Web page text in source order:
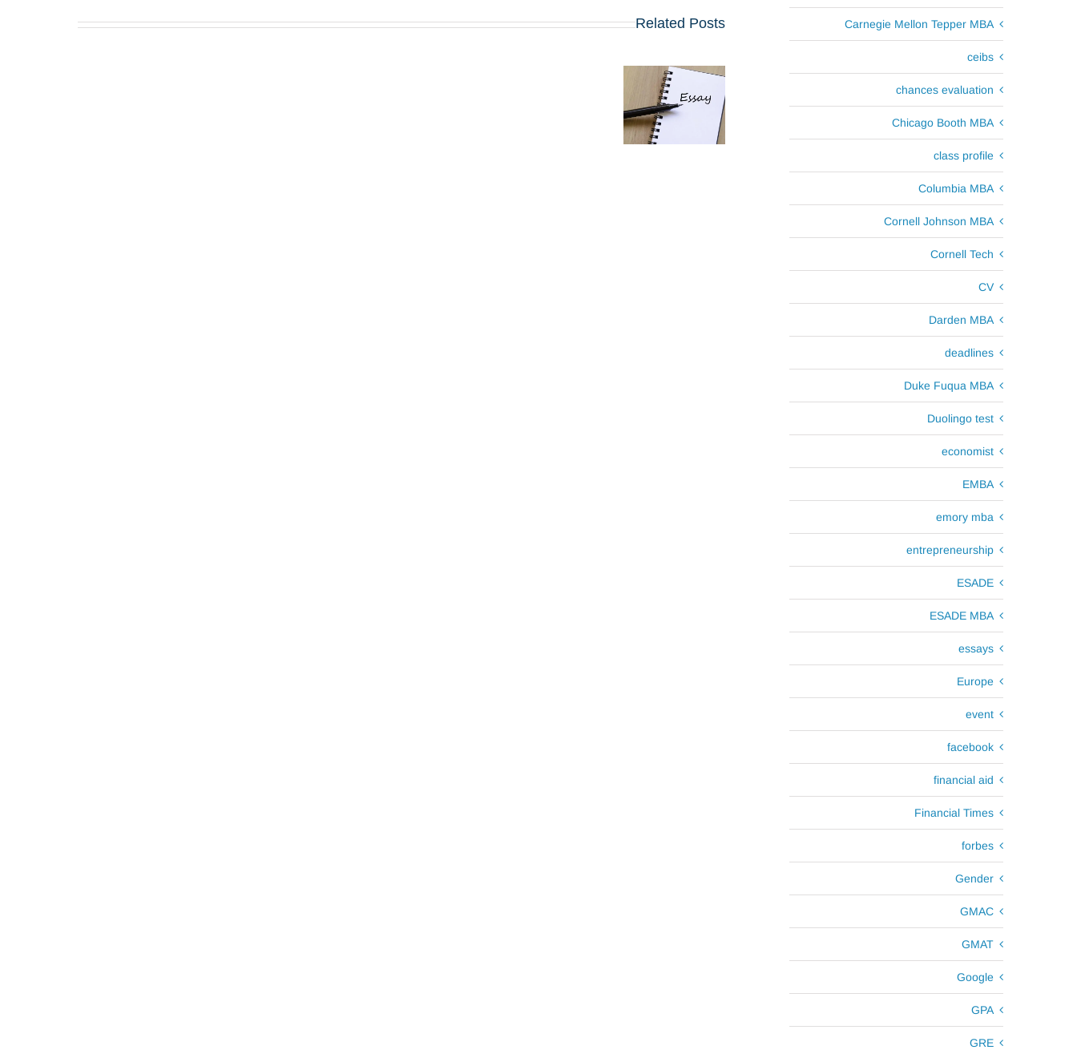
Related Posts Carnegie Mellon Tepper MBA
ceibs
chances evaluation
Chicago Booth MBA
class profile
Columbia MBA
Cornell Johnson MBA
Cornell Tech
CV
Darden MBA
deadlines
Duke Fuqua MBA
Duolingo test
economist
EMBA
emory mba
entrepreneurship
ESADE
ESADE MBA
essays
Europe
event
facebook
financial aid
Financial Times
forbes
Gender
GMAC
GMAT
Google
GPA
GRE